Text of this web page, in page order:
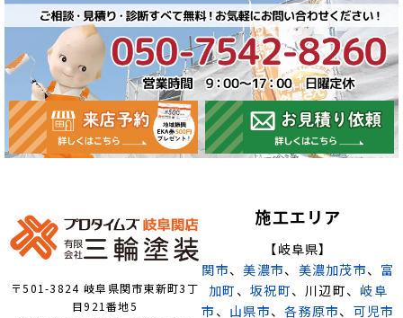
〒501-3824 岐阜県関市東新町3丁
目921番地5
施工エリア
【岐阜県】
関市、美濃市、 美濃加茂市、 富
加町 、 坂祝町、川辺町、 岐阜
市 、 山県市、各務原市、 可児市